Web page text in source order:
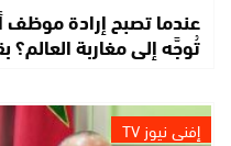
عندما تصبح إرادة
تُوجَّه إلى مغاربة
إفني نيوز TV